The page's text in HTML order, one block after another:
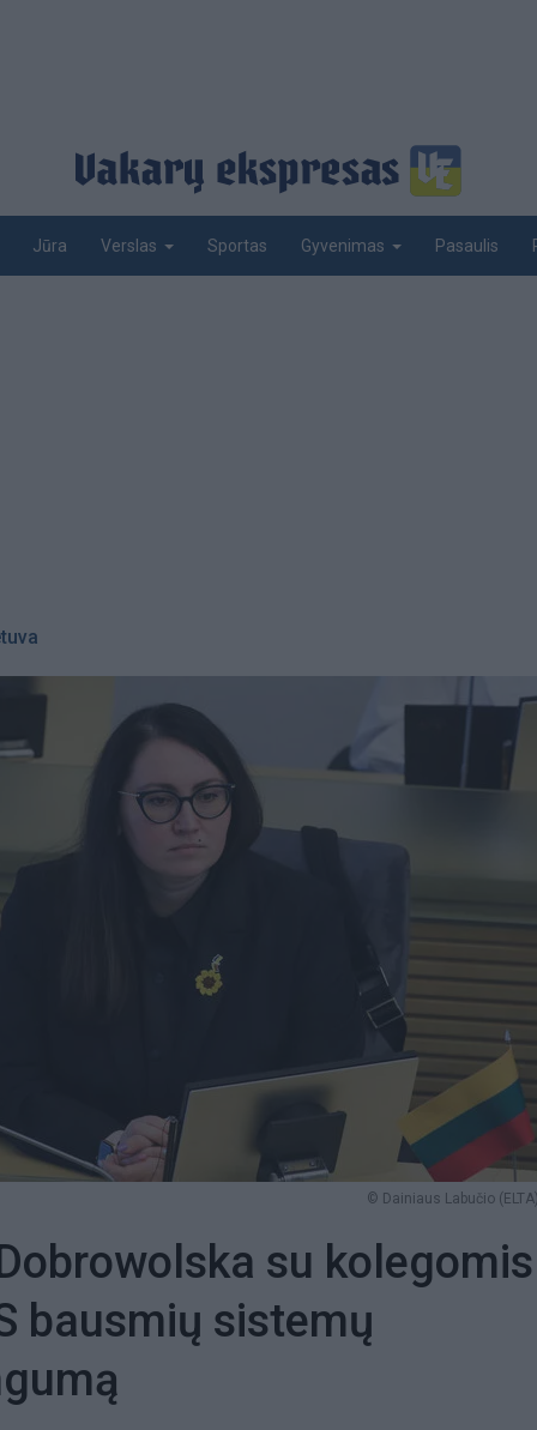
Jūra Verslas Sportas Gyvenimas Pasaulis
© Dainiaus Labučio
su kolegomis
bausmių sistemų